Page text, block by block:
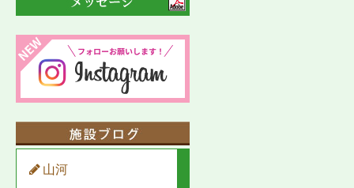
山河